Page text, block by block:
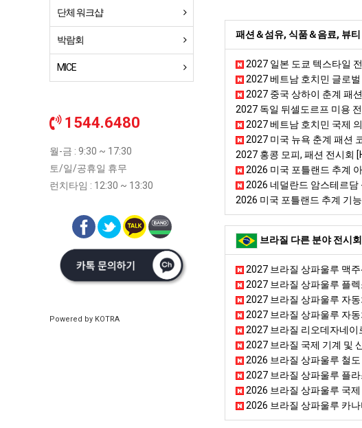
패션＆섬유, 식품＆음료, 뷰
2027 일본 도쿄 텍스타일
2027 베트남 호치민 글로
2027 중국 상하이 춘계 패
2027 독일 뒤셀도르프 미용
2027 베트남 호치민 국제
2027 미국 뉴욕 춘계 패션
2027 홍콩 모피, 패션 전시회
2026 미국 포틀랜드 추계
2026 네덜란드 암스테르담
2026 미국 포틀랜드 추계 기
브라질 다른 분야 전시회
2027 브라질 상파울루 맥
2027 브라질 상파울루 플렉
2027 브라질 상파울루 자
2027 브라질 상파울루 자
2027 브라질 리오데자네이
2027 브라질 국제 기계 및
2026 브라질 상파울루 철
2027 브라질 상파울루 플
2026 브라질 상파울루 국
2026 브라질 상파울루 카나
단체 워크샵
박람회
MICE
1544.6480
월-금 : 9:30 ~ 17:30
토/일/공휴일 휴무
런치타임 : 12:30 ~ 13:30
Powered by KOTRA